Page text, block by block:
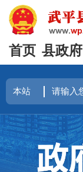
首页 县政府